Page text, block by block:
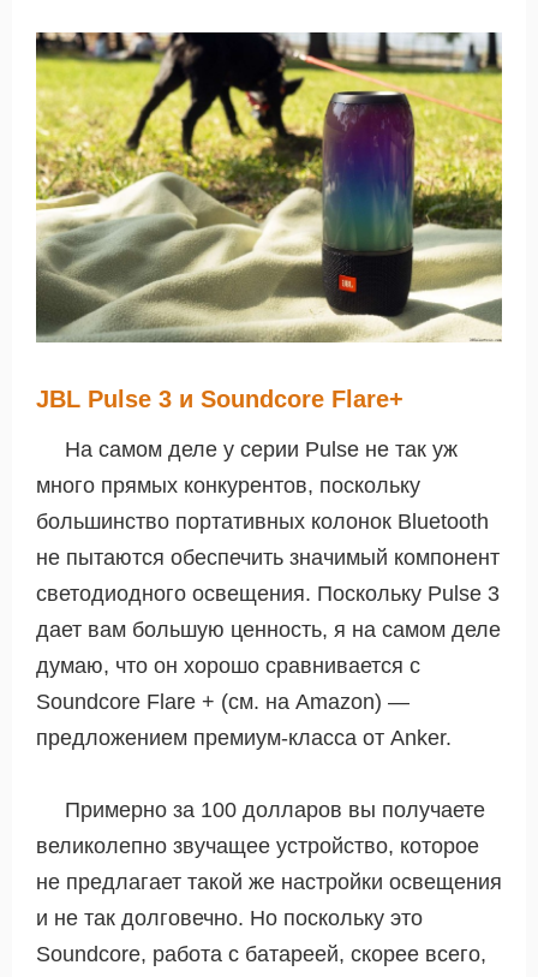
JBL Pulse 3 и Soundcore Flare+
На самом деле у серии Pulse не так уж
много прямых конкурентов, поскольку
большинство портативных колонок Bluetooth
не пытаются обеспечить значимый компонент
светодиодного освещения. Поскольку Pulse 3
дает вам большую ценность, я на самом деле
думаю, что он хорошо сравнивается с
Soundcore Flare + (см. на Amazon) —
предложением премиум-класса от Anker.
Примерно за 100 долларов вы получаете
великолепно звучащее устройство, которое
не предлагает такой же настройки освещения
и не так долговечно. Но поскольку это
Soundcore, работа с батареей, скорее всего,